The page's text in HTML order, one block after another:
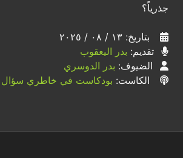
جذرياً؟
بتاريخ: ١٣ / ٠٨ / ٢٠٢٥
تقديم: بدر اليعقوب
الضيوف: بدر الدوسري
الكاست: بودكاست في خاطري سؤال